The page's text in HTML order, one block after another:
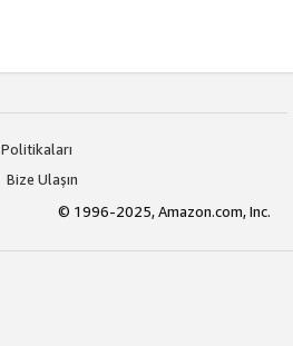
Politikaları
Bize Ulaşın
© 1996-2025, Amazon.com, Inc.